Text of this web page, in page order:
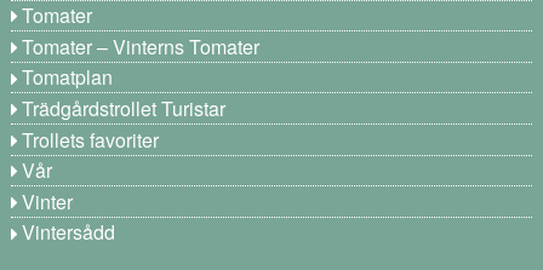
Tomater
Tomater – Vinterns Tomater
Tomatplan
Trädgårdstrollet Turistar
Trollets favoriter
Vår
Vinter
Vintersådd